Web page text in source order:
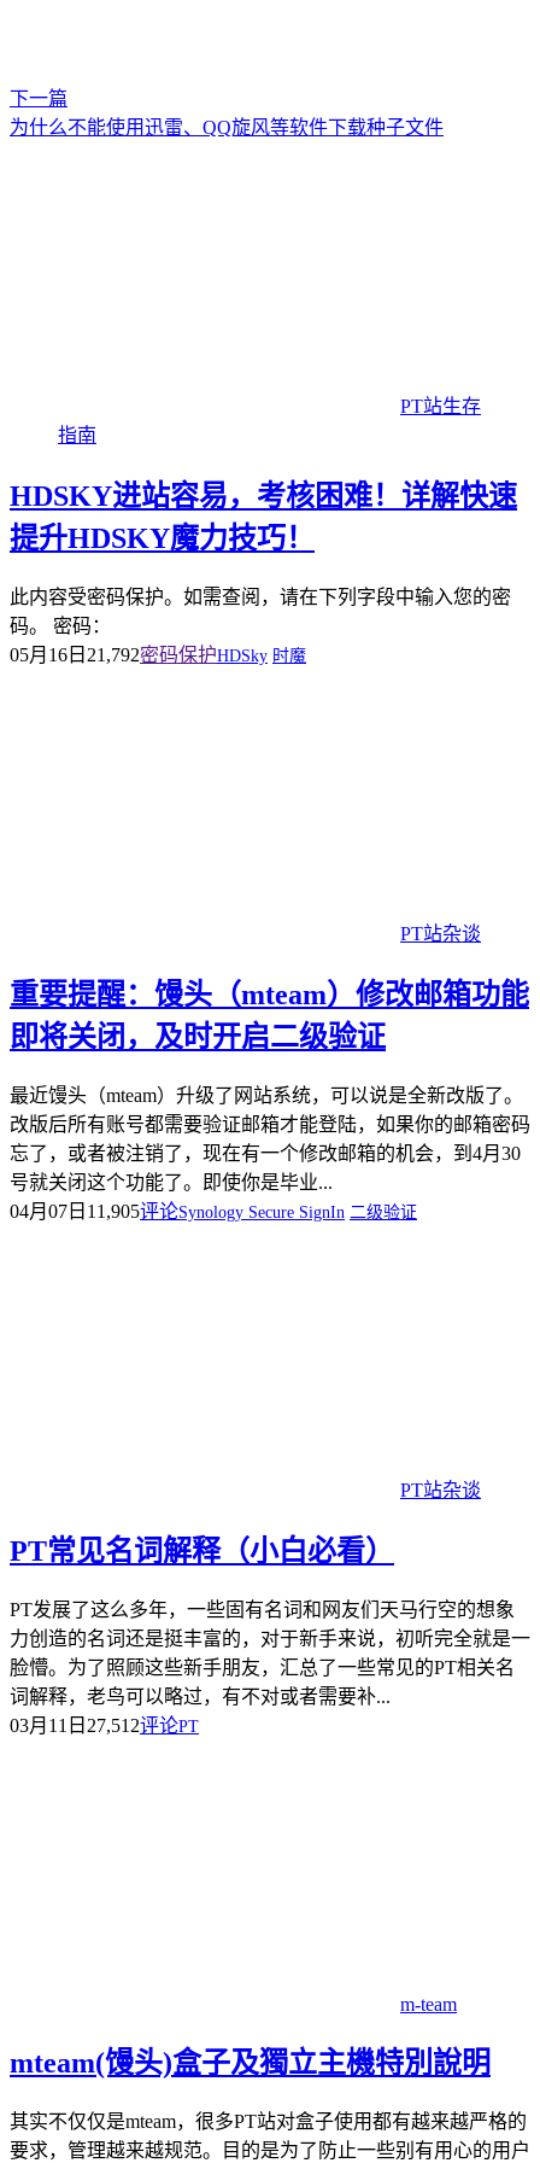
下一篇
为什么不能使用迅雷、QQ旋风等软件下载种子文件
PT站生存
指南
HDSKY进站容易，考核困难！详解快速
提升HDSKY魔力技巧！
此内容受密码保护。如需查阅，请在下列字段中输入您的密
码。 密码：
05月16日 21,792密码保护HDSky 时魔
PT站杂谈
重要提醒：馒头（mteam）修改邮箱功能
即将关闭，及时开启二级验证
最近馒头（mteam）升级了网站系统，可以说是全新改版了。
改版后所有账号都需要验证邮箱才能登陆，如果你的邮箱密码
忘了，或者被注销了，现在有一个修改邮箱的机会，到4月30
号就关闭这个功能了。即使你是毕业...
04月07日 11,905评论Synology Secure SignIn 二级验证
PT站杂谈
PT常见名词解释（小白必看）
PT发展了这么多年，一些固有名词和网友们天马行空的想象
力创造的名词还是挺丰富的，对于新手来说，初听完全就是一
脸懵。为了照顾这些新手朋友，汇总了一些常见的PT相关名
词解释，老鸟可以略过，有不对或者需要补...
03月11日 27,512评论PT
m-team
mteam(馒头)盒子及獨立主機特別說明
其实不仅仅是mteam，很多PT站对盒子使用都有越来越严格的
要求，管理越来越规范。目的是为了防止一些别有用心的用户